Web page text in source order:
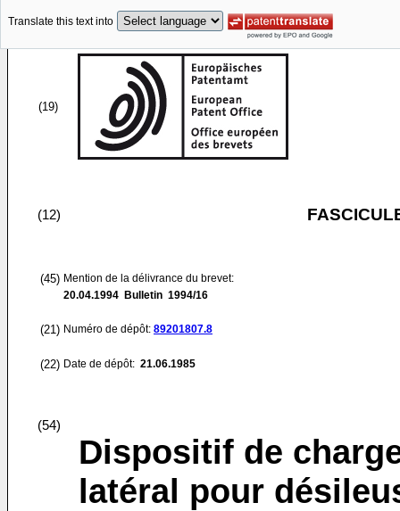
Translate this text into
(19)
(12)
(45) Mention de la délivrance du brevet:
20.04.1994 Bulletin 1994/16
(21) Numéro de dépôt: 89201807.8
(22) Date de dépôt: 21.06.1985
(54)
Dispositif de
latéral pour